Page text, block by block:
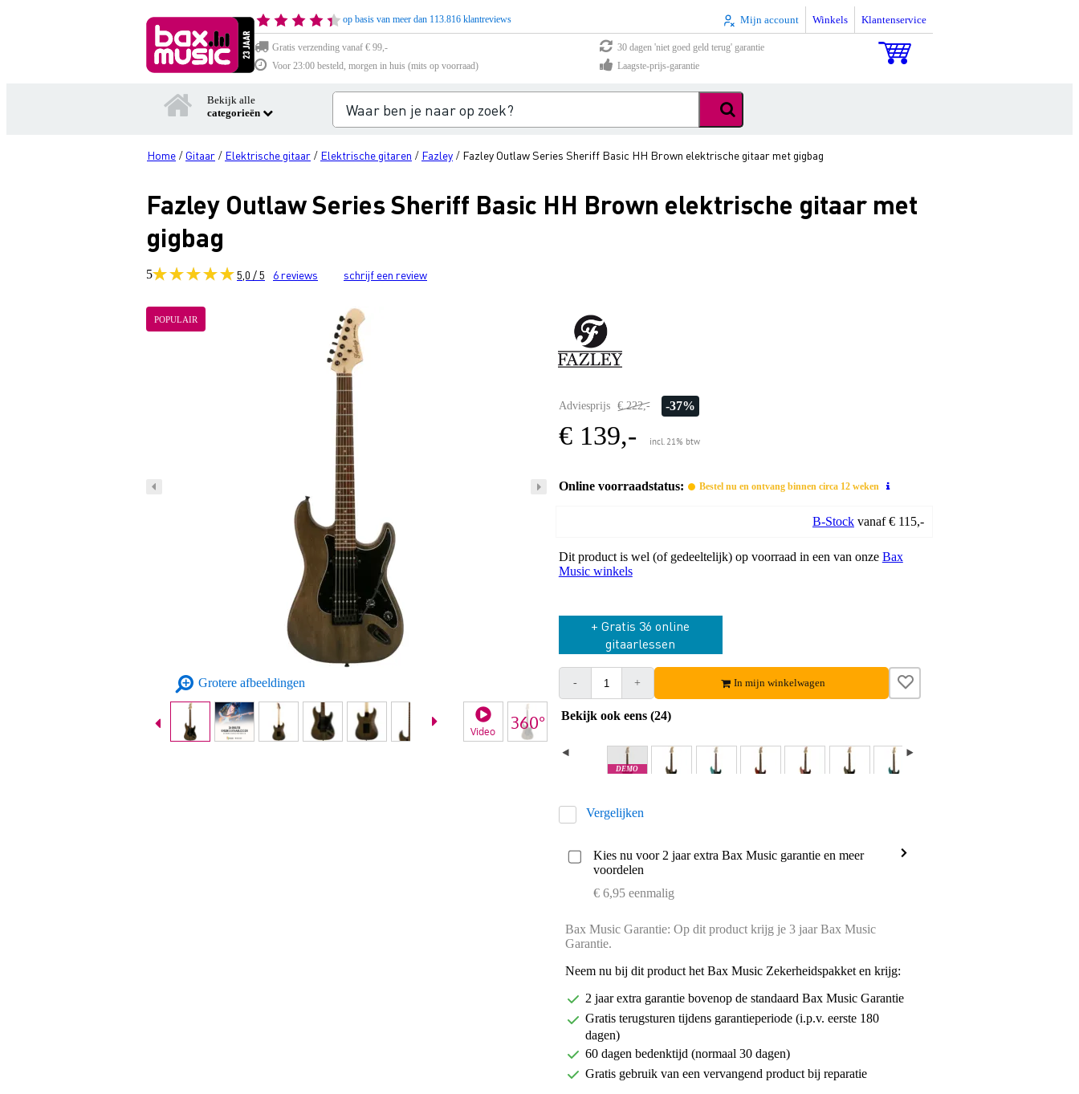
op basis van meer dan 113.816 klantreviews Mijn account Winkels Klantenservice
Gratis verzending vanaf € 99,-
30 dagen 'niet goed geld terug' garantie
Voor 23:00 besteld, morgen in huis (mits op voorraad)
Laagste-prijs-garantie
Bekijk alle
categorieën
Home / Gitaar / Elektrische gitaar / Elektrische gitaren / Fazley / Fazley Outlaw Series Sheriff Basic HH Brown elektrische gitaar met gigbag
Fazley Outlaw Series Sheriff Basic HH Brown elektrische gitaar met
gigbag
5 5,0 / 5 6reviews schrijf een review
POPULAIR
Grotere afbeeldingen
Video
Adviesprijs € 222,- -37%
€ 139,- incl. 21% btw
Online voorraadstatus: Bestel nu en ontvang binnen circa 12 weken
B-Stockvanaf € 115,-
Dit product is wel (of gedeeltelijk) op voorraad in een van onze Bax
Music winkels
+ Gratis 36 online
gitaarlessen
- + In mijn winkelwagen
Bekijk ook eens (24)
DEMO
Vergelijken
Kies nu voor 2 jaar extra Bax Music garantie en meer
voordelen
€ 6,95 eenmalig
Bax Music Garantie: Op dit product krijg je 3 jaar Bax Music
Garantie.
Neem nu bij dit product het Bax Music Zekerheidspakket en krijg:
2 jaar extra garantie bovenop de standaard Bax Music Garantie
Gratis terugsturen tijdens garantieperiode (i.p.v. eerste 180
dagen)
60 dagen bedenktijd (normaal 30 dagen)
Gratis gebruik van een vervangend product bij reparatie